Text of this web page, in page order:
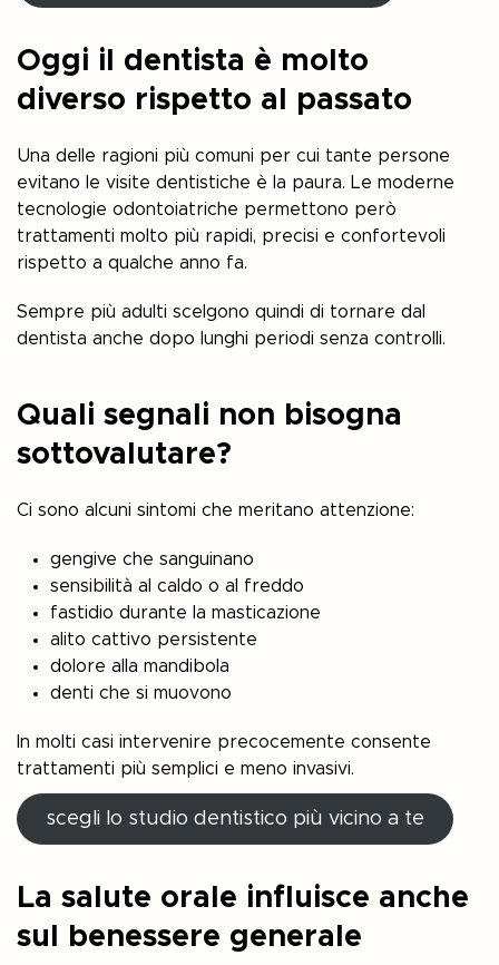
Oggi il dentista è molto
diverso rispetto al passato
Una delle ragioni più comuni per cui tante persone
evitano le visite dentistiche è la paura. Le moderne
tecnologie odontoiatriche permettono però
trattamenti molto più rapidi, precisi e confortevoli
rispetto a qualche anno fa.
Sempre più adulti scelgono quindi di tornare dal
dentista anche dopo lunghi periodi senza controlli.
Quali segnali non bisogna
sottovalutare?
Ci sono alcuni sintomi che meritano attenzione:
gengive che sanguinano
sensibilità al caldo o al freddo
fastidio durante la masticazione
alito cattivo persistente
dolore alla mandibola
denti che si muovono
In molti casi intervenire precocemente consente
trattamenti più semplici e meno invasivi.
scegli lo studio dentistico più vicino a te
La salute orale influisce anche
sul benessere generale